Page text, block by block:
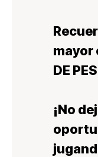
mayor
DE
¡No